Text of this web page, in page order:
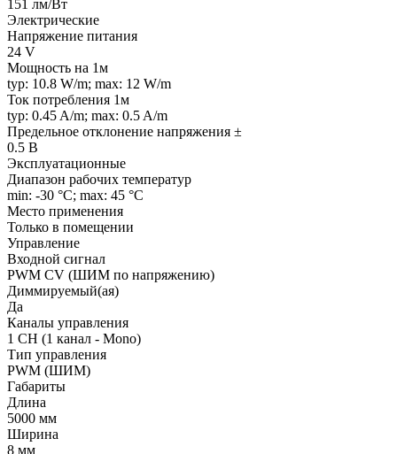
151 лм/Вт
Электрические
Напряжение питания
24 V
Мощность на 1м
typ: 10.8 W/m; max: 12 W/m
Ток потребления 1м
typ: 0.45 A/m; max: 0.5 A/m
Предельное отклонение напряжения ±
0.5 В
Эксплуатационные
Диапазон рабочих температур
min: -30 °C; max: 45 °C
Место применения
Только в помещении
Управление
Входной сигнал
PWM СV (ШИМ по напряжению)
Диммируемый(ая)
Да
Каналы управления
1 CH (1 канал - Mono)
Тип управления
PWM (ШИМ)
Габариты
Длина
5000 мм
Ширина
8 мм